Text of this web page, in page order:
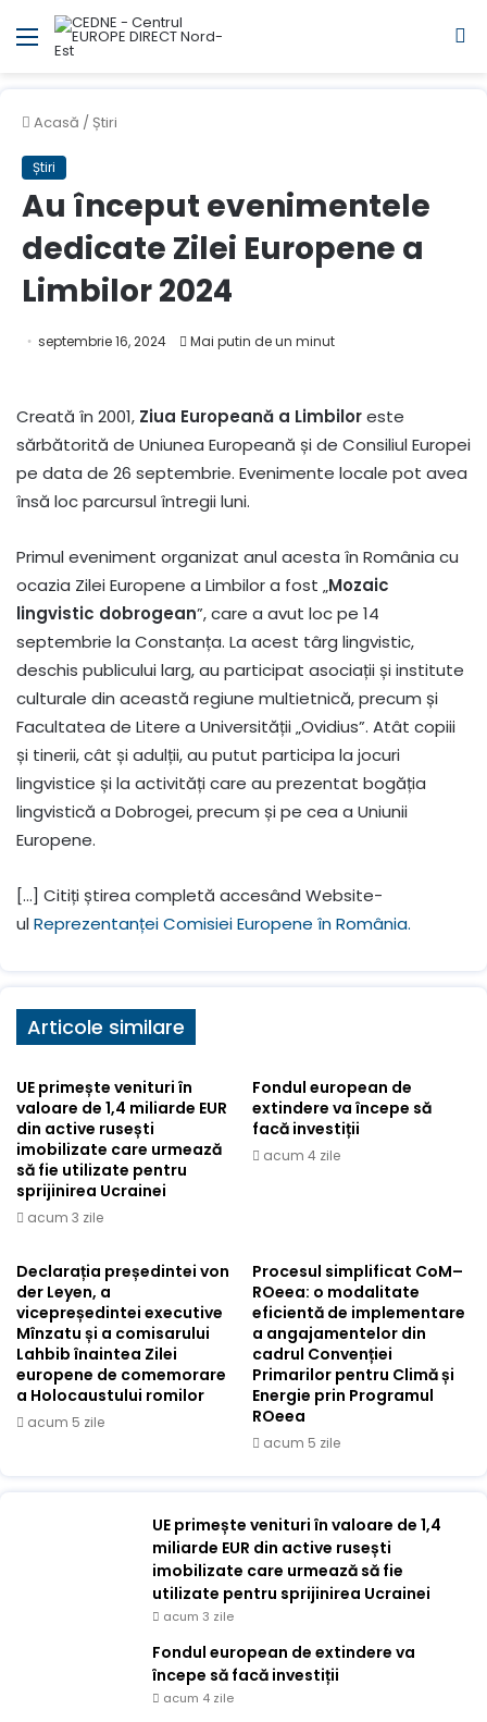
Meniul
Acasă / Știri
Știri
Au început evenimentele
dedicate Zilei Europene a
Limbilor 2024
septembrie 16, 2024 Mai putin de un minut
Creată în 2001, Ziua Europeană a Limbiloreste
sărbătorită de Uniunea Europeană și de Consiliul Europei
pe data de 26 septembrie. Evenimente locale pot avea
însă loc parcursul întregii luni.
Primul eveniment organizat anul acesta în România cu
ocazia Zilei Europene a Limbilor a fost „Mozaic
lingvistic dobrogean”, care a avut loc pe 14
septembrie la Constanța. La acest târg lingvistic,
deschis publicului larg, au participat asociații și institute
culturale din această regiune multietnică, precum și
Facultatea de Litere a Universității „Ovidius”. Atât copiii
și tinerii, cât și adulții, au putut participa la jocuri
lingvistice și la activități care au prezentat bogăția
lingvistică a Dobrogei, precum și pe cea a Uniunii
Europene.
[…] Citiți știrea completă accesând Website-
ulReprezentanței Comisiei Europene în România.
Articole similare
UE primește venituri în
valoare de 1,4 miliarde EUR
din active rusești
imobilizate care urmează
să fie utilizate pentru
sprijinirea Ucrainei
acum 3 zile
Fondul european de
extindere va începe să
facă investiții
acum 4 zile
Declarația președintei von
der Leyen, a
vicepreședintei executive
Mînzatu și a comisarului
Lahbib înaintea Zilei
europene de comemorare
a Holocaustului romilor
acum 5 zile
Procesul simplificat CoM–
ROeea: o modalitate
eficientă de implementare
a angajamentelor din
cadrul Convenției
Primarilor pentru Climă și
Energie prin Programul
ROeea
acum 5 zile
UE primește venituri în valoare de 1,4
miliarde EUR din active rusești
imobilizate care urmează să fie
utilizate pentru sprijinirea Ucrainei
acum 3 zile
Fondul european de extindere va
începe să facă investiții
acum 4 zile